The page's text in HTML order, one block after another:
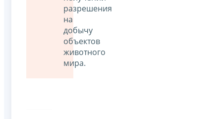
разрешения
на
добычу
объектов
животного
мира.